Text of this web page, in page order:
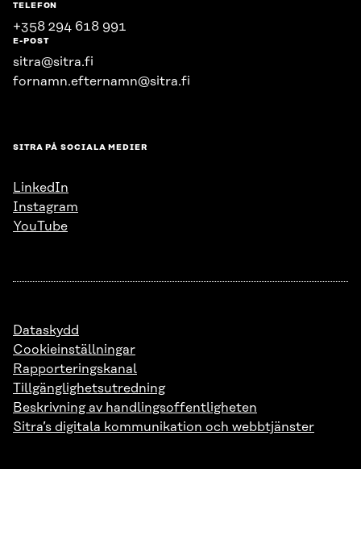
TELEFON
+358 294 618 991
E-POST
sitra@sitra.fi
fornamn.efternamn@sitra.fi
SITRA PÅ SOCIALA MEDIER
LinkedIn
Instagram
YouTube
Dataskydd
Cookieinställningar
Rapporteringskanal
Tillgänglighetsutredning
Beskrivning av handlingsoffentligheten
Sitra’s digitala kommunikation och webbtjänster